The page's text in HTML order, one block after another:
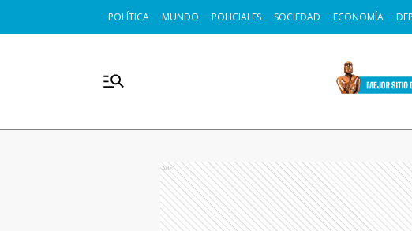
POLÍTICA MUNDO POLICIALES SOCIEDAD ECONOMÍA
Ads